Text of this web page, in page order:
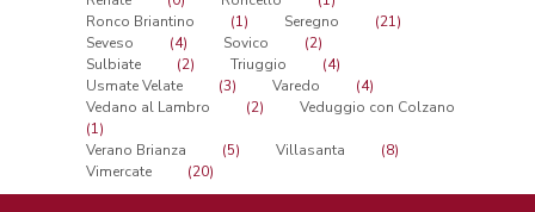
Ronco Briantino
(1) Seregno
(21)
Seveso
(4) Sovico
(2)
Sulbiate
(2) Triuggio
(4)
Usmate Velate
(3) Varedo
(4)
Vedano al Lambro
(2)
Veduggio con Colzano
(1)
Verano Brianza
(5) Villasanta
(8)
Vimercate
(20)